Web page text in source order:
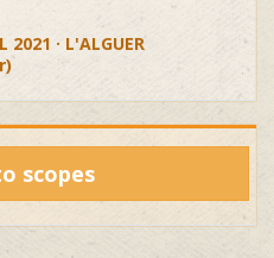
2021 · L'ALGUER
scopes